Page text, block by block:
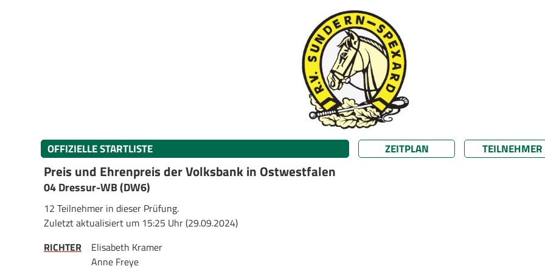
OFFIZIELLE STARTLISTE ZEITPLAN TEILNEHMER
Preis und Ehrenpreis der Volksbank in Ostwestfalen
04 Dressur-WB (DW6)
12 Teilnehmer in dieser Prüfung.
Zuletzt aktualisiert um 15:25 Uhr (29.09.2024)
RICHTER
Elisabeth Kramer
Anne Freye